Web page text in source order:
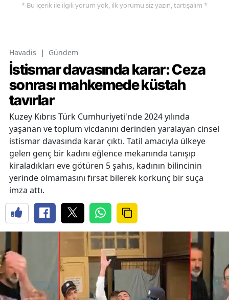
* Bu içerik ile ilgili yorum yok, ilk yorumu siz yazın, tartışalım *
Havadis | Gündem
İstismar davasında karar: Ceza
sonrası mahkemede küstah
tavırlar
Kuzey Kıbrıs Türk Cumhuriyeti'nde 2024 yılında
yaşanan ve toplum vicdanını derinden yaralayan cinsel
istismar davasında karar çıktı. Tatil amacıyla ülkeye
gelen genç bir kadını eğlence mekanında tanışıp
kiraladıkları eve götüren 5 şahıs, kadının bilincinin
yerinde olmamasını fırsat bilerek korkunç bir suça
imza attı.